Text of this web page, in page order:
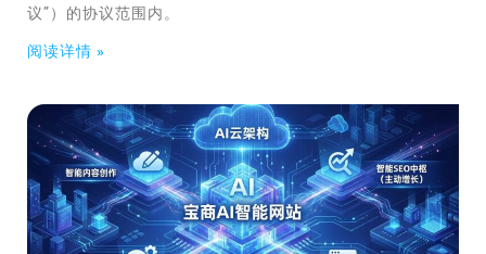
议”）的协议范围内。
阅读详情 »